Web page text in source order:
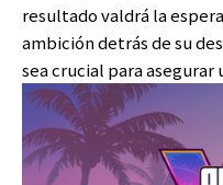
resultado valdrá la
ambición detrás de su
sea crucial para